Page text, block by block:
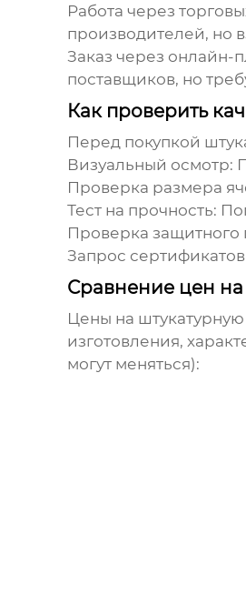
Работа через
производителей, но
Заказ через онлайн-
поставщиков, но
Как проверить
Перед покупкой
Визуальный осмотр:
Проверка размера
Тест на прочность:
Проверка защитного
Запрос сертификатов
Сравнение цен на
Цены на штукатурную
изготовления,
могут меняться):